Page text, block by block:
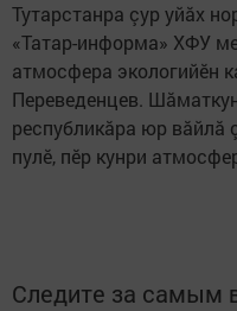
Тутарстанра çур уйăх
«Татар-информа» ХФУ
атмосфера экологийӗн
Переведенцев.
республикăра юр вăйлă
пулӗ, пӗр кунри
Следите за самым